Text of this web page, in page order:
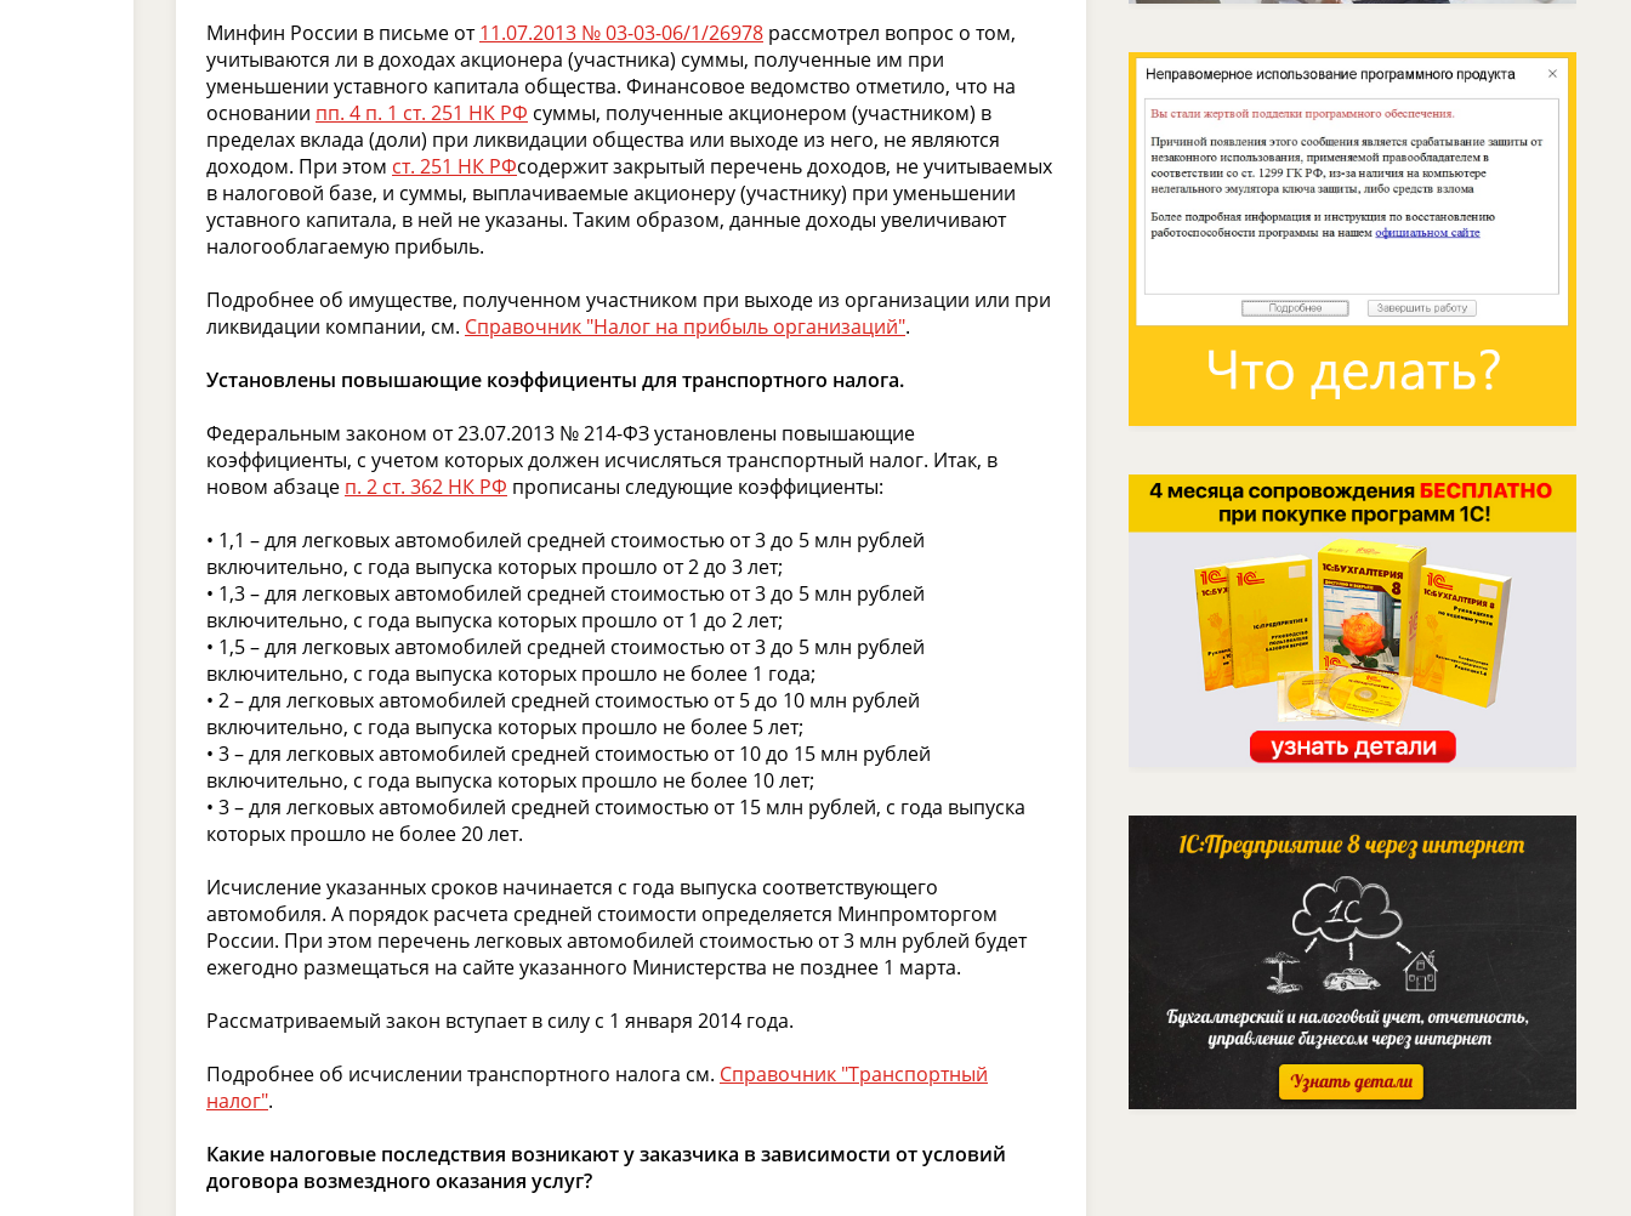
Минфин России в письме от11.07.2013 № 03-03-06/1/26978 рассмотрел вопрос о том,
учитываются ли в доходах акционера (участника) суммы, полученные им при
уменьшении уставного капитала общества. Финансовое ведомство отметило, что на
основании пп. 4 п. 1 ст. 251 НК РФ суммы, полученные акционером (участником) в
пределах вклада (доли) при ликвидации общества или выходе из него, не являются
доходом. При этом ст. 251 НК РФсодержит закрытый перечень доходов, не учитываемых
в налоговой базе, и суммы, выплачиваемые акционеру (участнику) при уменьшении
уставного капитала, в ней не указаны. Таким образом, данные доходы увеличивают
налогооблагаемую прибыль.
Подробнее об имуществе, полученном участником при выходе из организации или при
ликвидации компании, см. Справочник "Налог на прибыль организаций".
Установлены повышающие коэффициенты для транспортного налога.
Федеральным законом от 23.07.2013 № 214-ФЗ установлены повышающие
коэффициенты, с учетом которых должен исчисляться транспортный налог. Итак, в
новом абзаце п. 2 ст. 362 НК РФ прописаны следующие коэффициенты:
• 1,1 – для легковых автомобилей средней стоимостью от 3 до 5 млн рублей
включительно, с года выпуска которых прошло от 2 до 3 лет;
• 1,3 – для легковых автомобилей средней стоимостью от 3 до 5 млн рублей
включительно, с года выпуска которых прошло от 1 до 2 лет;
• 1,5 – для легковых автомобилей средней стоимостью от 3 до 5 млн рублей
включительно, с года выпуска которых прошло не более 1 года;
• 2 – для легковых автомобилей средней стоимостью от 5 до 10 млн рублей
включительно, с года выпуска которых прошло не более 5 лет;
• 3 – для легковых автомобилей средней стоимостью от 10 до 15 млн рублей
включительно, с года выпуска которых прошло не более 10 лет;
• 3 – для легковых автомобилей средней стоимостью от 15 млн рублей, с года выпуска
которых прошло не более 20 лет.
Исчисление указанных сроков начинается с года выпуска соответствующего
автомобиля. А порядок расчета средней стоимости определяется Минпромторгом
России. При этом перечень легковых автомобилей стоимостью от 3 млн рублей будет
ежегодно размещаться на сайте указанного Министерства не позднее 1 марта.
Рассматриваемый закон вступает в силу с 1 января 2014 года.
Подробнее об исчислении транспортного налога см. Справочник "Транспортный
налог".
Какие налоговые последствия возникают у заказчика в зависимости от условий
договора возмездного оказания услуг?